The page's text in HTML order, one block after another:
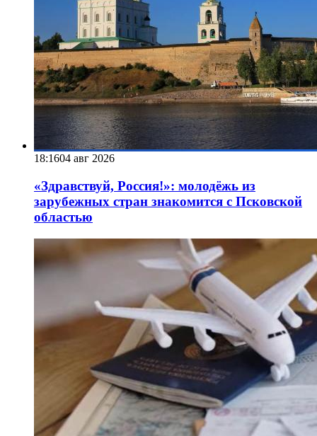
18:1604 авг 2026
«Здравствуй, Россия!»: молодёжь из
зарубежных стран знакомится с Псковской
областью